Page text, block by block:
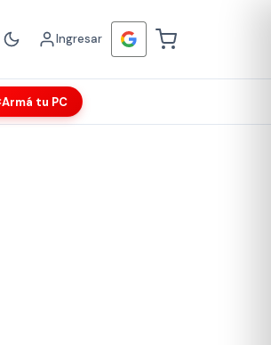
Ingresar
Armá tu PC